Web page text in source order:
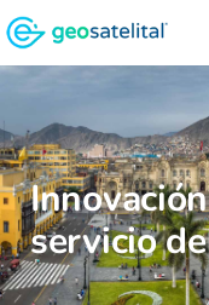
servicio